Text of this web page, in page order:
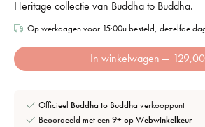
Heritage collectie van Buddha to Buddha.
Op werkdagen voor 15:00u besteld, dezelfde
In winkelwagen — 129,00
Officieel Buddha to Buddha verkooppunt
Beoordeeld met een 9+ opWebwinkelkeur